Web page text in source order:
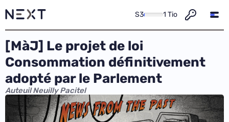
S3 1 Tio
[MàJ] Le projet de loi
Consommation définitivement
adopté par le Parlement
Auteuil Neuilly Pacitel